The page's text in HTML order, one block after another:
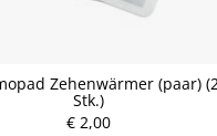
Zehenwärmer (paar) (2
Stk.)
€ 2,00P